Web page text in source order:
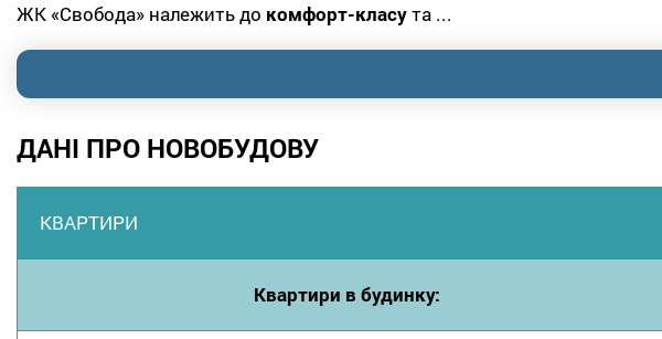
ЖК «Свобода» належить до комфорт-класута ...
ДАНІ ПРО НОВОБУДОВУ
КВАРТИРИ
Квартири в будинку: